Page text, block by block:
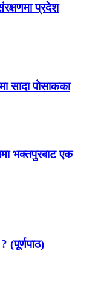
प्रदेश
सादा पोसाकका
भक्तपुरबाट एक
(पूर्णपाठ)